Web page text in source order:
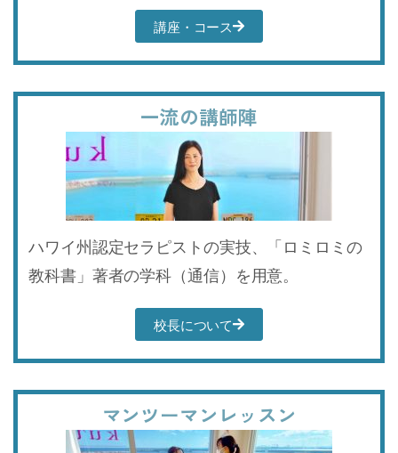
講座・コース
一流の講師陣
ハワイ州認定セラピストの実技、「ロミロミの
教科書」著者の学科（通信）を用意。
校長について
マンツーマンレッスン